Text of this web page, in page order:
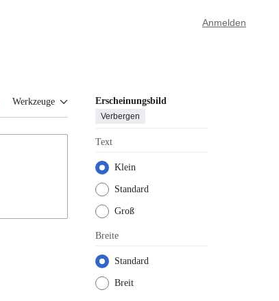
Anmelden
Werkzeuge Erscheinungsbild
Verbergen
Text
Klein
Standard
Groß
Breite
Standard
Breit